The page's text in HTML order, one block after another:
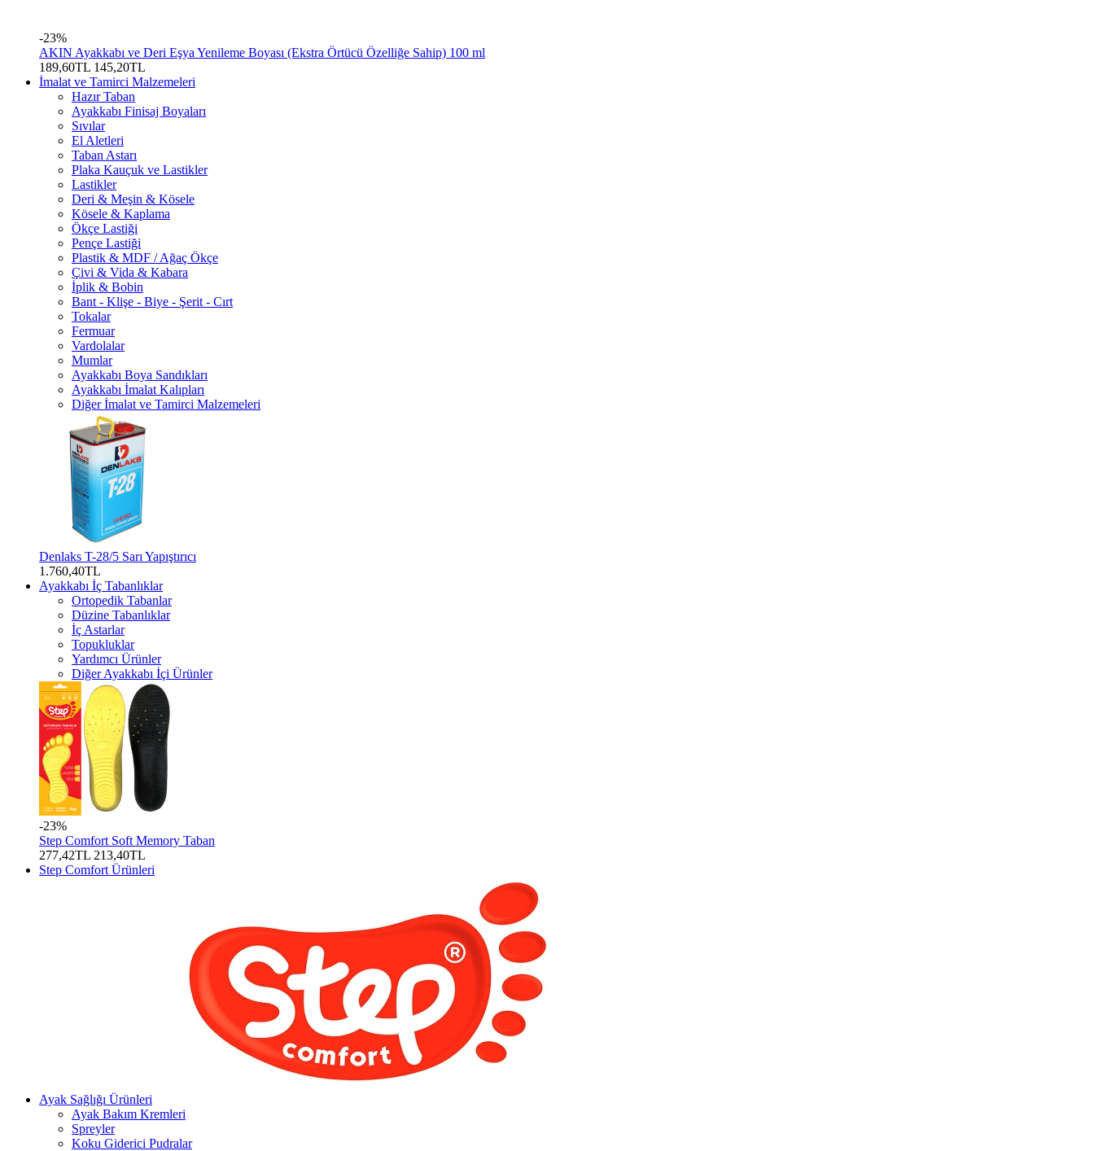
-23%
AKIN Ayakkabı ve Deri Eşya Yenileme Boyası (Ekstra Örtücü Özelliğe Sahip) 100 ml
189,60TL 145,20TL
İmalat ve Tamirci Malzemeleri
Hazır Taban
Ayakkabı Finisaj Boyaları
Sıvılar
El Aletleri
Taban Astarı
Plaka Kauçuk ve Lastikler
Lastikler
Deri & Meşin & Kösele
Kösele & Kaplama
Ökçe Lastiği
Pençe Lastiği
Plastik & MDF / Ağaç Ökçe
Çivi & Vida & Kabara
İplik & Bobin
Bant - Klişe - Biye - Şerit - Cırt
Tokalar
Fermuar
Vardolalar
Mumlar
Ayakkabı Boya Sandıkları
Ayakkabı İmalat Kalıpları
Diğer İmalat ve Tamirci Malzemeleri
Denlaks T-28/5 Sarı Yapıştırıcı
1.760,40TL
Ayakkabı İç Tabanlıklar
Ortopedik Tabanlar
Düzine Tabanlıklar
İç Astarlar
Topukluklar
Yardımcı Ürünler
Diğer Ayakkabı İçi Ürünler
-23%
Step Comfort Soft Memory Taban
277,42TL 213,40TL
Step Comfort Ürünleri
Ayak Sağlığı Ürünleri
Ayak Bakım Kremleri
Spreyler
Koku Giderici Pudralar